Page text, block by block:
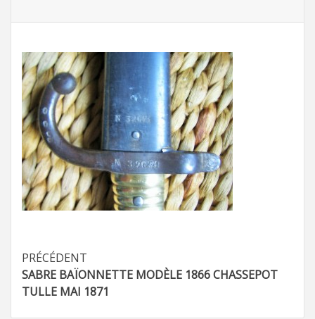
Navigation
d’article
PRÉCÉDENT
SABRE BAÏONNETTE MODÈLE 1866 CHASSEPOT
TULLE MAI 1871